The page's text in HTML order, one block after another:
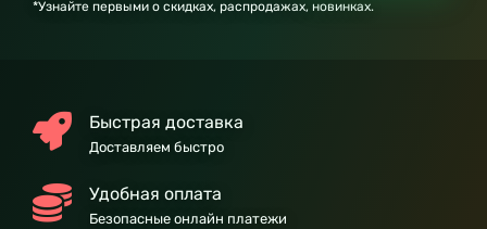
*Узнайте первыми о скидках, распродажах, новинках.
Быстрая доставка
Доставляем быстро
Удобная оплата
Безопасные онлайн платежи